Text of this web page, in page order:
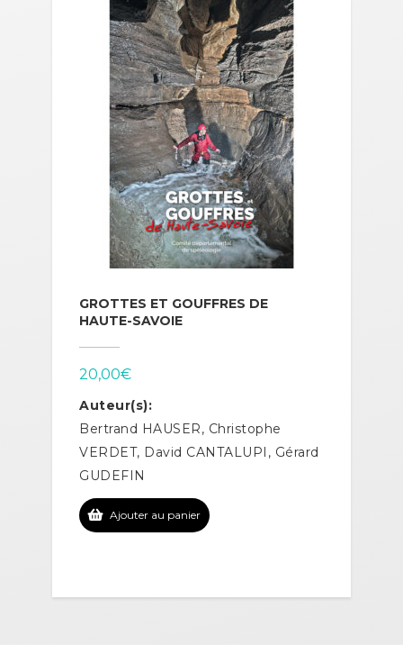
GROTTES ET GOUFFRES DE
HAUTE-SAVOIE
20,00€
Auteur(s):
Bertrand HAUSER, Christophe
VERDET, David CANTALUPI, Gérard
GUDEFIN
Ajouter au panier